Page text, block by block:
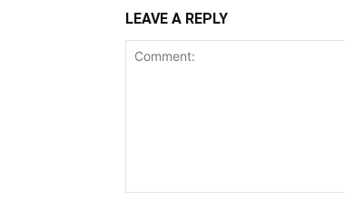
LEAVE A REPLY